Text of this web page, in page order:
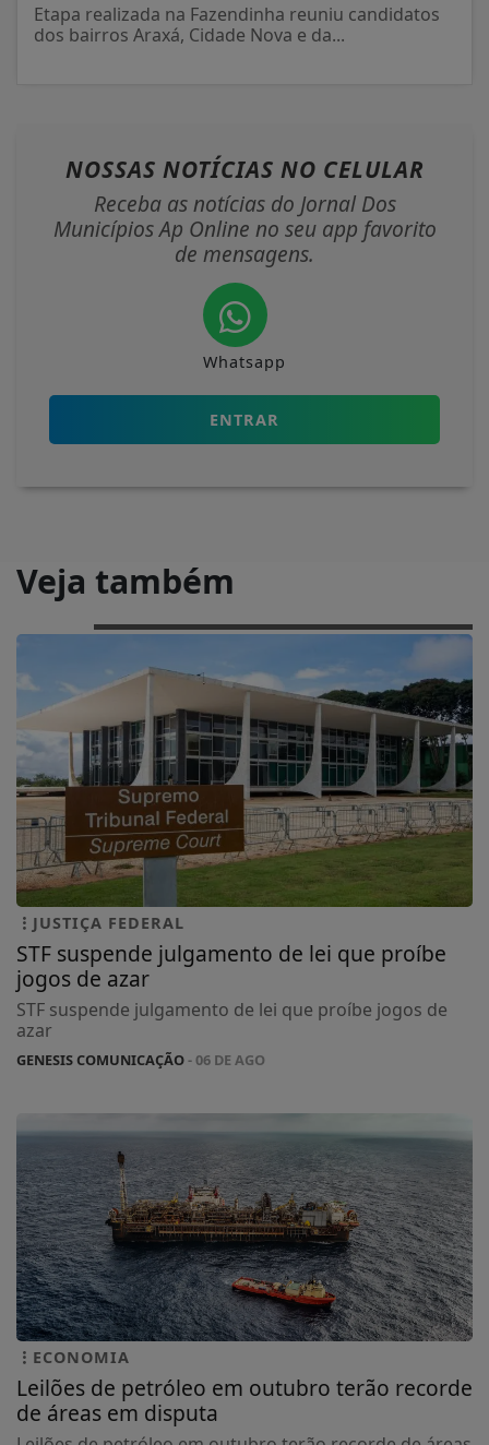
Etapa realizada na Fazendinha reuniu candidatos
dos bairros Araxá, Cidade Nova e da...
NOSSAS NOTÍCIAS NO CELULAR
Receba as notícias do Jornal Dos
Municípios Ap Online no seu app favorito
de mensagens.
Whatsapp
ENTRAR
Veja também
JUSTIÇA FEDERAL
STF suspende julgamento de lei que proíbe
jogos de azar
STF suspende julgamento de lei que proíbe jogos de
azar
GENESIS COMUNICAÇÃO- 06 DE AGO
ECONOMIA
Leilões de petróleo em outubro terão recorde
de áreas em disputa